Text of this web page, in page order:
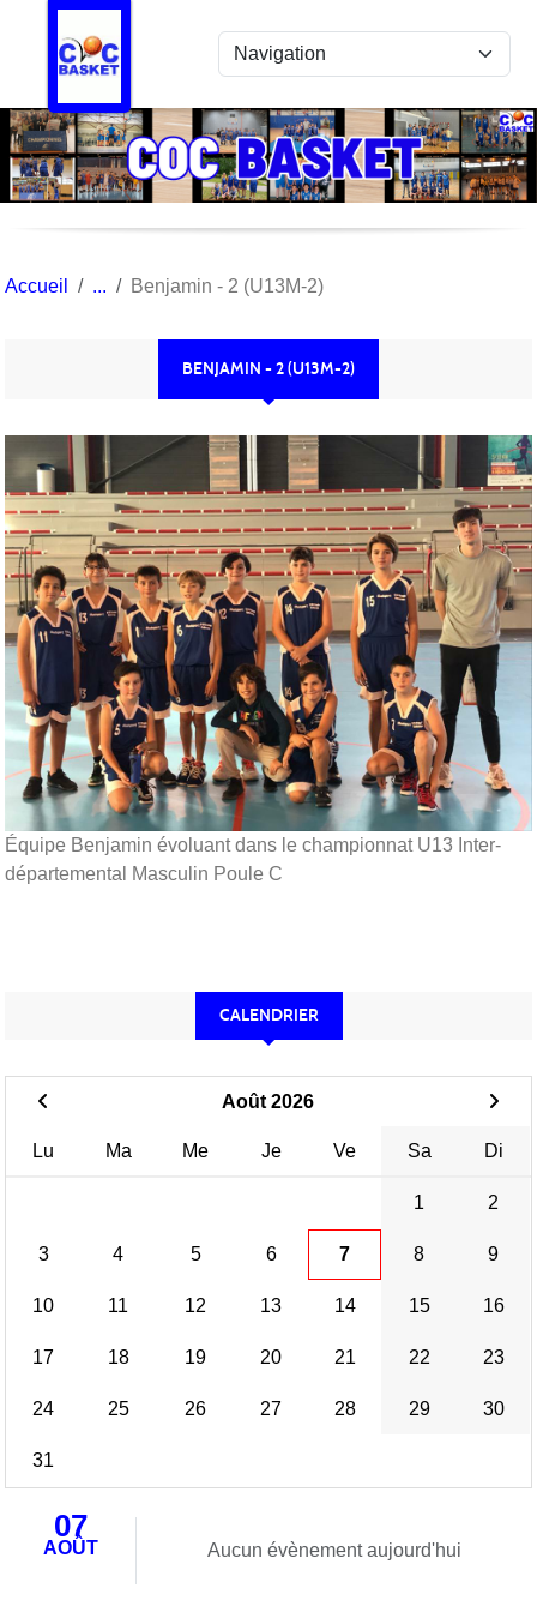
Accueil Benjamin - 2 (U13M-2)
BENJAMIN - 2 (U13M-2)
Équipe Benjamin évoluant dans le championnat U13 Inter-
départemental Masculin Poule C
CALENDRIER
Août 2026
Lu Ma Me Je Ve Sa Di
1 2
3 4 5 6 7 8 9
10 11 12 13 14 15 16
17 18 19 20 21 22 23
24 25 26 27 28 29 30
31
07
AOÛT Aucun évènement aujourd'hui
Panneau de gestion des cookies